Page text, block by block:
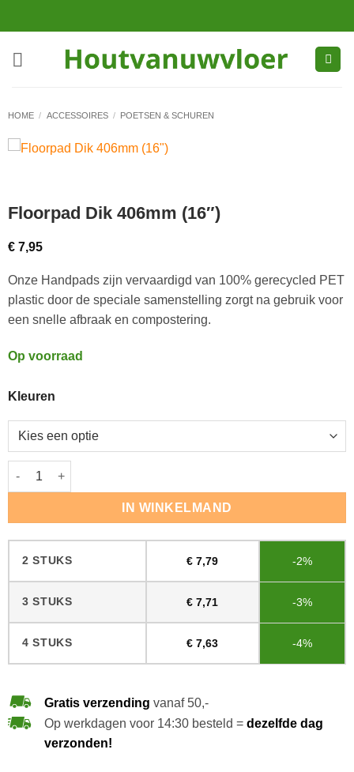
naar
HOME / ACCESSOIRES / POETSEN & SCHUREN
Floorpad Dik 406mm (16″)
€7,95
Onze Handpads zijn vervaardigd van 100% gerecycled PET
plastic door de speciale samenstelling zorgt na gebruik voor
een snelle afbraak en compostering.
Op voorraad
Kleuren
Floorpad Dik 406mm (16") aantal
IN WINKELMAND
2 STUKS € 7,79 -2%
3 STUKS € 7,71 -3%
4 STUKS € 7,63 -4%
Gratis verzending vanaf 50,-
Op werkdagen voor 14:30 besteld = dezelfde dag
verzonden!